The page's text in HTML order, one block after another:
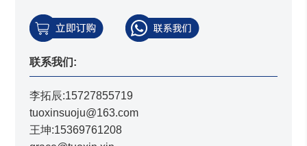
联系我们:
李拓辰:15727855719
tuoxinsuoju@163.com
王坤:15369761208